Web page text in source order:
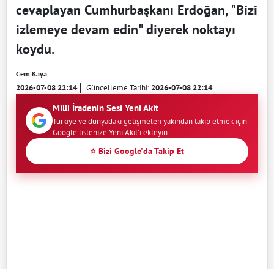
cevaplayan Cumhurbaşkanı Erdoğan, "Bizi
izlemeye devam edin" diyerek noktayı
koydu.
Cem Kaya
2026-07-08 22:14 Güncelleme Tarihi:2026-07-08 22:14
Milli İradenin Sesi Yeni Akit
Türkiye ve dünyadaki gelişmeleri yakından takip etmek için
Google listenize Yeni Akit'i ekleyin.
⭐ Bizi Google'da Takip Et